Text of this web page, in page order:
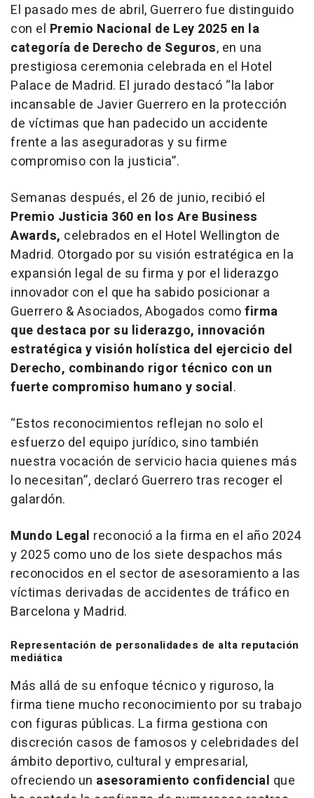
El pasado mes de abril, Guerrero fue distinguido
con el Premio Nacional de Ley 2025 en la
categoría de Derecho de Seguros, en una
prestigiosa ceremonia celebrada en el Hotel
Palace de Madrid. El jurado destacó “la labor
incansable de Javier Guerrero en la protección
de víctimas que han padecido un accidente
frente a las aseguradoras y su firme
compromiso con la justicia”.
Semanas después, el 26 de junio, recibió el
Premio Justicia 360 en los Are Business
Awards, celebrados en el Hotel Wellington de
Madrid. Otorgado por su visión estratégica en la
expansión legal de su firma y por el liderazgo
innovador con el que ha sabido posicionar a
Guerrero & Asociados, Abogados comofirma
que destaca por su liderazgo, innovación
estratégica y visión holística del ejercicio del
Derecho, combinando rigor técnico con un
fuerte compromiso humano y social.
“Estos reconocimientos reflejan no solo el
esfuerzo del equipo jurídico, sino también
nuestra vocación de servicio hacia quienes más
lo necesitan”, declaró Guerrero tras recoger el
galardón.
Mundo Legal reconoció a la firma en el año 2024
y 2025 como uno de los siete despachos más
reconocidos en el sector de asesoramiento a las
víctimas derivadas de accidentes de tráfico en
Barcelona y Madrid.
Representación de personalidades de alta reputación
mediática
Más allá de su enfoque técnico y riguroso, la
firma tiene mucho reconocimiento por su trabajo
con figuras públicas. La firma gestiona con
discreción casos de famosos y celebridades del
ámbito deportivo, cultural y empresarial,
ofreciendo un asesoramiento confidencial que